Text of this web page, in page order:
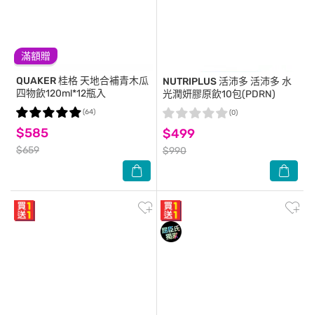
滿額贈
QUAKER 桂格 天地合補青木瓜
四物飲120ml*12瓶入
$585
$659
(64)
NUTRIPLUS 活沛多 活沛多 水
光潤妍膠原飲10包(PDRN)
$499
$990
(0)